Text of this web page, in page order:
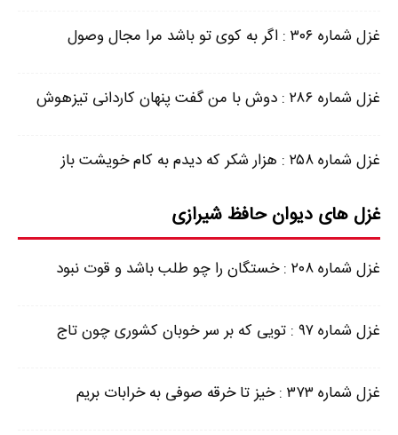
غزل شماره ۳۰۶ : اگر به کوی تو باشد مرا مجال وصول
غزل شماره ۲۸۶ : دوش با من گفت پنهان کاردانی تیزهوش
غزل شماره ۲۵۸ : هزار شکر که دیدم به کام خویشت باز
غزل های دیوان حافظ شیرازی
غزل شماره ۲۰۸ : خستگان را چو طلب باشد و قوت نبود
غزل شماره ۹۷ : تویی که بر سر خوبان کشوری چون تاج
غزل شماره ۳۷۳ : خیز تا خرقه صوفی به خرابات بریم